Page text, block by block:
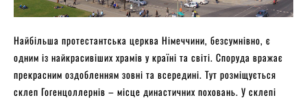
Найбільша протестантська церква Німеччини, безсумнівно, є
одним із найкрасивіших храмів у країні та світі. Споруда вражає
прекрасним оздобленням зовні та всередині. Тут розміщується
склеп Гогенцоллернів – місце династичних поховань. У склепі